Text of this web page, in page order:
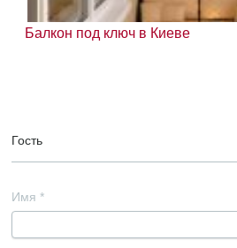
Балкон под ключ в Киеве
Гость
Имя *